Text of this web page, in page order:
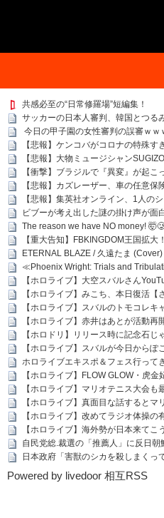
共感必至の“日常修羅場”短編集！
サッカーの日本人審判、韓国とつる
今日の甲子園の女性審判の誤審ｗｗ
【悲報】ケンコバがコロナの特殊
【悲報】大物ミュージシャン
【衝撃】ブラジルで『異変』が起こ
【悲報】カズレーザー、車の任意保
【悲報】集英社オンライン、1人の
ビブーが考え出した謎の掛け声が面
The reason we have NO money!
【重大告知】FBKINGDOM王国拡
ETERNAL BLAZE / 久遠たま
≪Phoenix Wright: Trials and
【ホロライブ】大空スバルさん
【ホロライブ】みこち、本日復活【
【ホロライブ】スバルのトモコレ
【ホロライブ】赤井はあとが活動
【ホロドリ】リリース時に記念石
【ホロライブ】スバルが今日からぽ
ホロライブエキスポ＆フェス行っ
【ホロライブ】FLOW GLOW・虎
【ホロライブ】マリオテニス大会
【ホロライブ】真面目な話するとマ
【ホロライブ】改めてラジオ体操の
【ホロライブ】海外勢が日本来て
自民党総.裁選の「推薦人」に反日
日本政府「害獣のシカを殺しまく
Powered by livedoor 相互RSS